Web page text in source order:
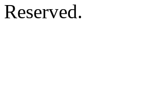
Reserved.